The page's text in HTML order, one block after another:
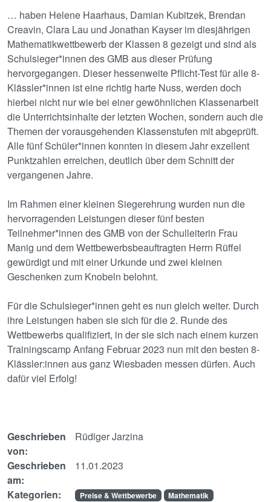
… haben Helene Haarhaus, Damian Kubitzek, Brendan
Creavin, Clara Lau und Jonathan Kayser im diesjährigen
Mathematikwettbewerb der Klassen 8 gezeigt und sind als
Schulsieger*innen des GMB aus dieser Prüfung
hervorgegangen. Dieser hessenweite Pflicht-Test für alle 8-
Klässler*innen ist eine richtig harte Nuss, werden doch
hierbei nicht nur wie bei einer gewöhnlichen Klassenarbeit
die Unterrichtsinhalte der letzten Wochen, sondern auch die
Themen der vorausgehenden Klassenstufen mit abgeprüft.
Alle fünf Schüler*innen konnten in diesem Jahr exzellent
Punktzahlen erreichen, deutlich über dem Schnitt der
vergangenen Jahre.
Im Rahmen einer kleinen Siegerehrung wurden nun die
hervorragenden Leistungen dieser fünf besten
Teilnehmer*innen des GMB von der Schulleiterin Frau
Manig und dem Wettbewerbsbeauftragten Herrn Rüffel
gewürdigt und mit einer Urkunde und zwei kleinen
Geschenken zum Knobeln belohnt.
Für die Schulsieger*innen geht es nun gleich weiter. Durch
ihre Leistungen haben sie sich für die 2. Runde des
Wettbewerbs qualifiziert, in der sie sich nach einem kurzen
Trainingscamp Anfang Februar 2023 nun mit den besten 8-
Klässler:innen aus ganz Wiesbaden messen dürfen. Auch
dafür viel Erfolg!
Geschrieben
von:
Rüdiger Jarzina
Geschrieben
am:
11.01.2023
Kategorien: Preise & Wettbewerbe Mathematik